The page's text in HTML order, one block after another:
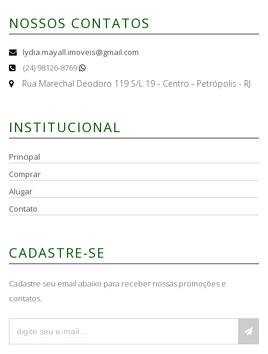
NOSSOS CONTATOS
lydia.mayall.imoveis@gmail.com
(24) 98126-8769
Rua Marechal Deodoro 119 S/L 19 - Centro - Petrópolis - RJ
INSTITUCIONAL
Principal
Comprar
Alugar
Contato
CADASTRE-SE
Cadastre seu email abaixo para receber nossas promoções e
contatos.